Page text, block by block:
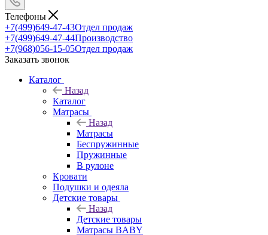
Телефоны
+7(499)649-47-43Отдел продаж
+7(499)649-47-44Производство
+7(968)056-15-05Отдел продаж
Заказать звонок
Каталог
Назад
Каталог
Матрасы
Назад
Матрасы
Беспружинные
Пружинные
В рулоне
Кровати
Подушки и одеяла
Детские товары
Назад
Детские товары
Матрасы BABY